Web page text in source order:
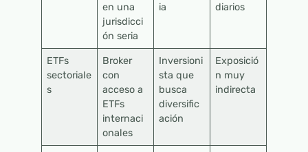
en una
jurisdicci
ón seria
ia
diarios
ETFs
sectoriale
s
Broker
con
acceso a
ETFs
internaci
onales
Inversioni
sta que
busca
diversific
ación
Exposició
n muy
indirecta